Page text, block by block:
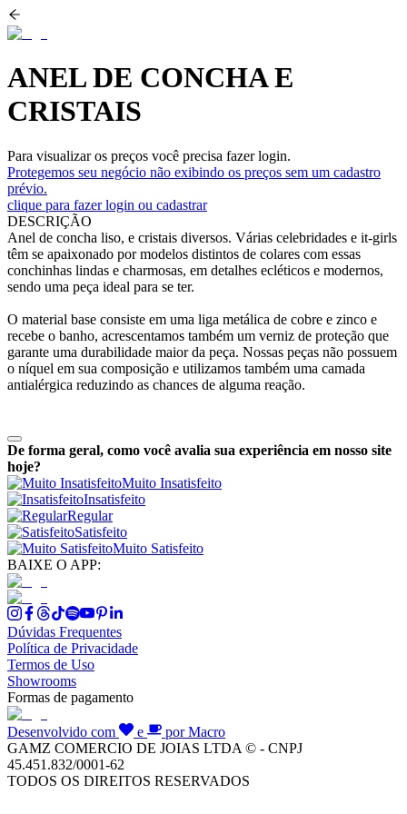
ANEL DE CONCHA E
CRISTAIS
Para visualizar os preços você precisa fazer login.
Protegemos seu negócio não exibindo os preços sem um cadastro
prévio.
clique para fazer login ou cadastrar
DESCRIÇÃO
Anel de concha liso, e cristais diversos. Várias celebridades e it-girls
têm se apaixonado por modelos distintos de colares com essas
conchinhas lindas e charmosas, em detalhes ecléticos e modernos,
sendo uma peça ideal para se ter.
O material base consiste em uma liga metálica de cobre e zinco e
recebe o banho, acrescentamos também um verniz de proteção que
garante uma durabilidade maior da peça. Nossas peças não possuem
o níquel em sua composição e utilizamos também uma camada
antialérgica reduzindo as chances de alguma reação.
De forma geral, como você avalia sua experiência em nosso site
hoje?
Muito Insatisfeito
Insatisfeito
Regular
Satisfeito
Muito Satisfeito
BAIXE O APP:
Dúvidas Frequentes
Política de Privacidade
Termos de Uso
Showrooms
Formas de pagamento
Desenvolvido com e
por Macro
GAMZ COMERCIO DE JOIAS LTDA © - CNPJ
45.451.832/0001-62
TODOS OS DIREITOS RESERVADOS